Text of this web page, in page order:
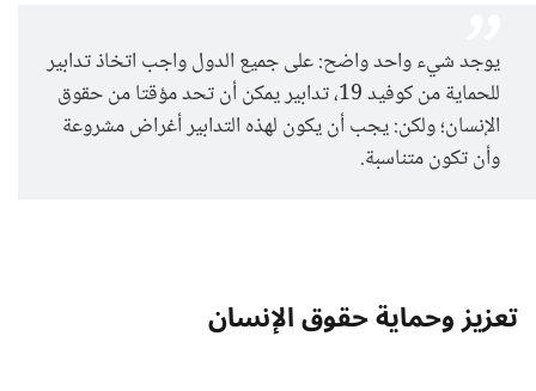
يوجد شيء واحد واضح: على جميع الدول واجب اتخاذ تدابير
للحماية من كوفيد 19، تدابير يمكن أن تحد مؤقتا من حقوق
الإنسان؛ ولكن: يجب أن يكون لهذه التدابير أغراض مشروعة
وأن تكون متناسبة.
تعزيز وحماية حقوق الإنسان